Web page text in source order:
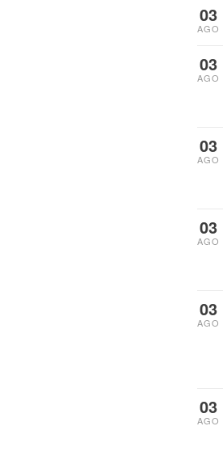
03
AGO
03
AGO
03
AGO
03
AGO
03
AGO
03
AGO